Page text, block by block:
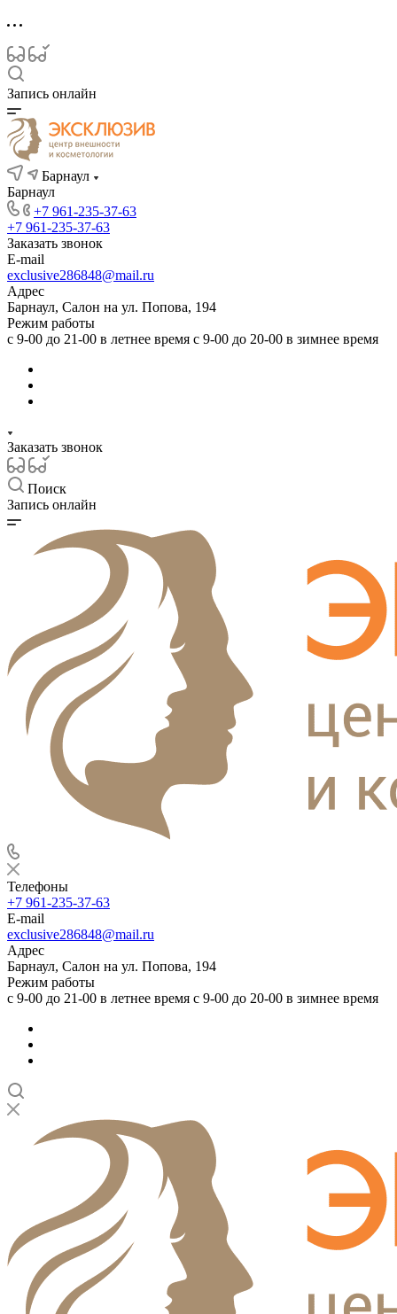
Запись онлайн
Барнаул
Барнаул
+7 961-235-37-63
+7 961-235-37-63
Заказать звонок
E-mail
exclusive286848@mail.ru
Адрес
Барнаул, Салон на ул. Попова, 194
Режим работы
с 9-00 до 21-00 в летнее время с 9-00 до 20-00 в зимнее время
Заказать звонок
Поиск
Запись онлайн
Телефоны
+7 961-235-37-63
E-mail
exclusive286848@mail.ru
Адрес
Барнаул, Салон на ул. Попова, 194
Режим работы
с 9-00 до 21-00 в летнее время с 9-00 до 20-00 в зимнее время